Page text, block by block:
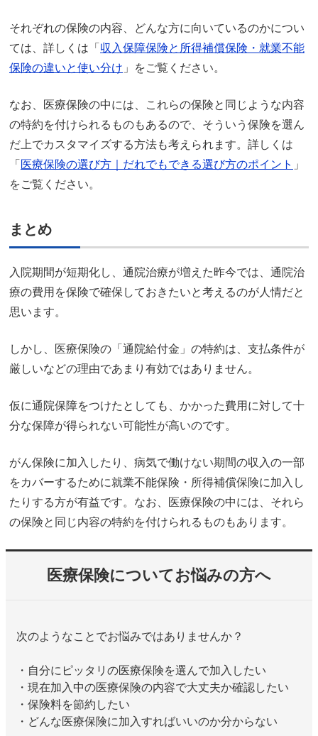
それぞれの保険の内容、どんな方に向いているのかについ
ては、詳しくは「 収入保障保険と所得補償保険・就業不能
保険の違いと使い分け 」をご覧ください。
なお、医療保険の中には、これらの保険と同じような内容
の特約を付けられるものもあるので、そういう保険を選ん
だ上でカスタマイズする方法も考えられます。詳しくは
「 医療保険の選び方｜だれでもできる選び方のポイント 」
をご覧ください。
まとめ
入院期間が短期化し、通院治療が増えた昨今では、通院治
療の費用を保険で確保しておきたいと考えるのが人情だと
思います。
しかし、医療保険の「通院給付金」の特約は、支払条件が
厳しいなどの理由であまり有効ではありません。
仮に通院保障をつけたとしても、かかった費用に対して十
分な保障が得られない可能性が高いのです。
がん保険に加入したり、病気で働けない期間の収入の一部
をカバーするために就業不能保険・所得補償保険に加入し
たりする方が有益です。なお、医療保険の中には、それら
の保険と同じ内容の特約を付けられるものもあります。
医療保険についてお悩みの方へ
次のようなことでお悩みではありませんか？
・自分にピッタリの医療保険を選んで加入したい
・現在加入中の医療保険の内容で大丈夫か確認したい
・保険料を節約したい
・どんな医療保険に加入すればいいのか分からない